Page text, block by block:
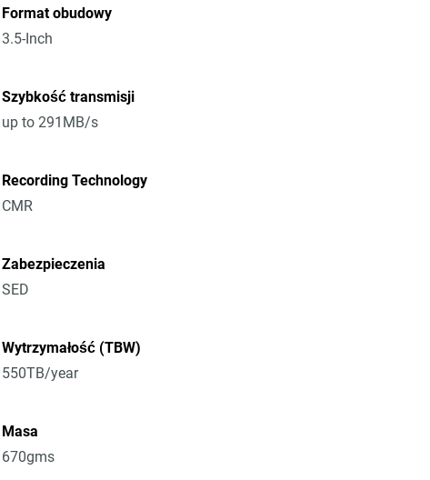
Format obudowy
3.5-Inch
Szybkość transmisji
up to 291MB/s
Recording Technology
CMR
Zabezpieczenia
SED
Wytrzymałość (TBW)
550TB/year
Masa
670gms